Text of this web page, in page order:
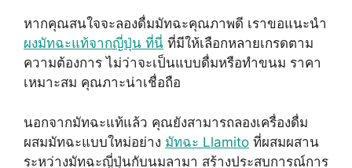
หากคุณสนใจจะลองดื่มมัทฉะคุณภาพดี เราขอแนะนำ
ผงมัทฉะแท้จากญี่ปุ่น ที่นี่ ที่มีให้เลือกหลายเกรดตาม
ความต้องการ ไม่ว่าจะเป็นแบบดื่มหรือทำขนม ราคา
เหมาะสม คุณภาะน่าเชื่อถือ
นอกจากมัทฉะแท้แล้ว คุณยังสามารถลองเครื่องดื่ม
ผสมมัทฉะแบบใหม่อย่าง มัทฉะ Llamito ที่ผสมผสาน
ระหว่างมัทฉะญี่ปุ่นกับนมลามา สร้างประสบการณ์การ